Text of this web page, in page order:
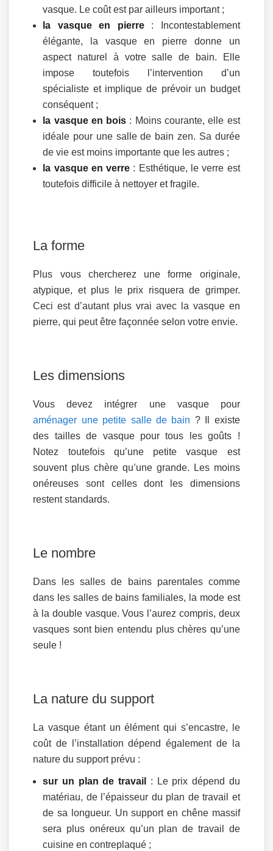
vasque. Le coût est par ailleurs important ;
la vasque en pierre: Incontestablement
élégante, la vasque en pierre donne un
aspect naturel à votre salle de bain. Elle
impose toutefois l’intervention d’un
spécialiste et implique de prévoir un budget
conséquent ;
la vasque en bois : Moins courante, elle est
idéale pour une salle de bain zen. Sa durée
de vie est moins importante que les autres ;
la vasque en verre : Esthétique, le verre est
toutefois difficile à nettoyer et fragile.
La forme
Plus vous chercherez une forme originale,
atypique, et plus le prix risquera de grimper.
Ceci est d’autant plus vrai avec la vasque en
pierre, qui peut être façonnée selon votre envie.
Les dimensions
Vous devez intégrer une vasque pour
aménager une petite salle de bain ? Il existe
des tailles de vasque pour tous les goûts !
Notez toutefois qu’une petite vasque est
souvent plus chère qu’une grande. Les moins
onéreuses sont celles dont les dimensions
restent standards.
Le nombre
Dans les salles de bains parentales comme
dans les salles de bains familiales, la mode est
à la double vasque. Vous l’aurez compris, deux
vasques sont bien entendu plus chères qu’une
seule !
La nature du support
La vasque étant un élément qui s’encastre, le
coût de l’installation dépend également de la
nature du support prévu :
sur un plan de travail
: Le prix dépend du
matériau, de l’épaisseur du plan de travail et
de sa longueur. Un support en chêne massif
sera plus onéreux qu’un plan de travail de
cuisine en contreplaqué ;